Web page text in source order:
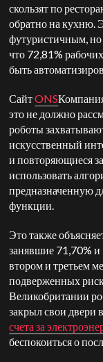
скользят по
обратно на кухню.
футуристичным, но
что 72,81%
быть
СайтONS
это не должно
роботы
искусственный
и повторяющиеся
использовать
предназначенную
функции.
Это также
занявшие 71,70% и
втором и третьем
подверженных
Великобритании
закрыл свои двери
счета за
беспокоиться о